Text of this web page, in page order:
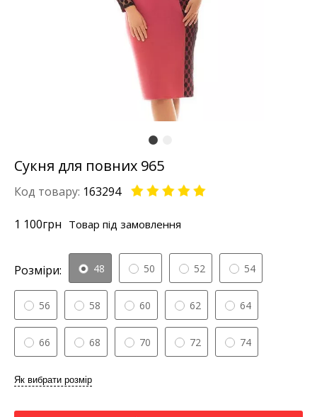
Сукня для повних 965
Код товару: 163294
1 100грн Товар під замовлення
Розміри: 48 50 52 54
56 58 60 62 64
66 68 70 72 74
Як вибрати розмір